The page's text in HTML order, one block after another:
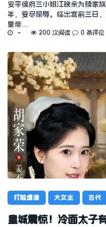
安平侯府三小姐江晚余为赎家
年，受尽屈辱。临出宫前三日
皇帝…
200 次阅读 0 条评论
打脸虐渣 大女主 古代
皇城震惊！冷面太子